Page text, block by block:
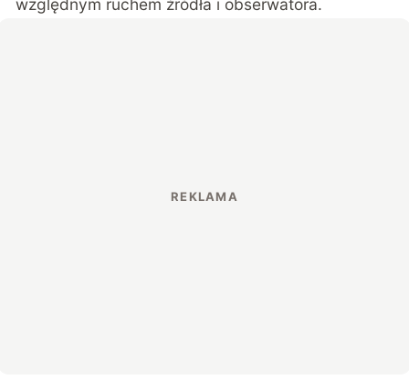
względnym ruchem źródła i obserwatora.